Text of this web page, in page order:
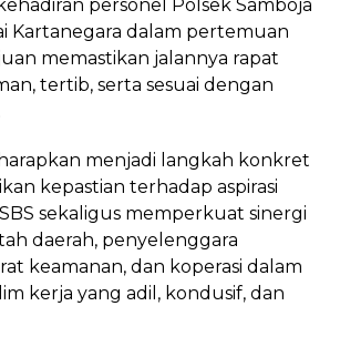
personel Polsek Samboja
Kartanegara dalam pertemuan
memastikan jalannya rapat
tertib, serta sesuai dengan
menjadi langkah konkret
kepastian terhadap aspirasi
sekaligus memperkuat sinergi
daerah, penyelenggara
keamanan, dan koperasi dalam
kerja yang adil, kondusif, dan